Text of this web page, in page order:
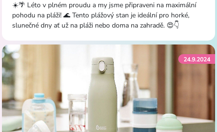
☀️🌴 Léto v plném proudu a my jsme připraveni na maximální
pohodu na pláži! 🌊 Tento plážový stan je ideální pro horké,
slunečné dny ať už na pláži nebo doma na zahradě. 😍👇
24.9.2024